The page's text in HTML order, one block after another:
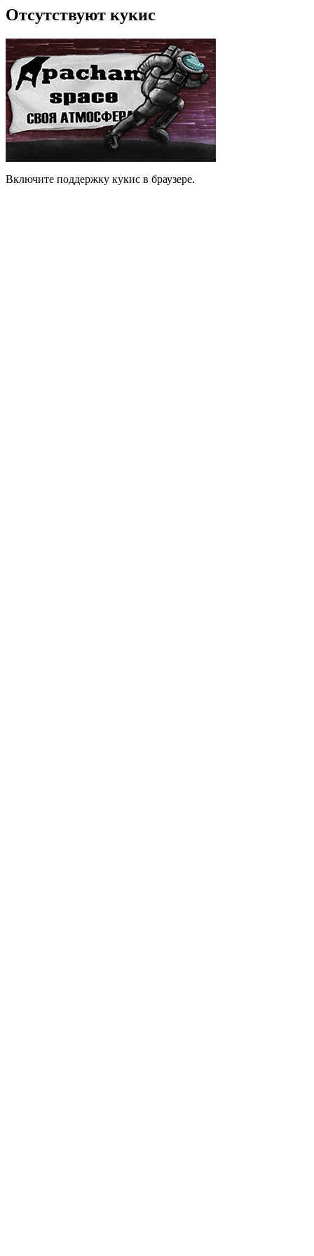
Отсутствуют кукис
Включите поддержку кукис в браузере.